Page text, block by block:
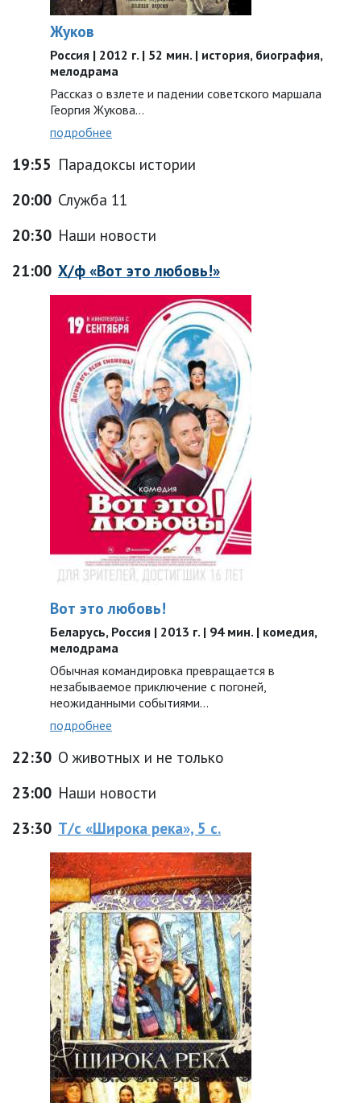
Жуков
Россия | 2012 г. | 52 мин. | история, биография,
мелодрама
Рассказ о взлете и падении советского маршала
Георгия Жукова…
подробнее
19:55 Парадоксы истории
20:00 Служба 11
20:30 Наши новости
21:00 Х/ф «Вот это любовь!»
Вот это любовь!
Беларусь, Россия | 2013 г. | 94 мин. | комедия,
мелодрама
Обычная командировка превращается в
незабываемое приключение с погоней,
неожиданными событиями…
подробнее
22:30 О животных и не только
23:00 Наши новости
23:30 Т/с «Широка река», 5 с.